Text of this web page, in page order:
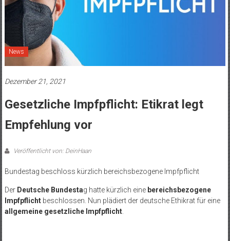
News
Dezember 21, 2021
Gesetzliche Impfpflicht: Etikrat legt
Empfehlung vor
Veröffentlicht von: DeinHaan
Bundestag beschloss kürzlich bereichsbezogene Impfpflicht
Der Deutsche Bundestag hatte kürzlich eine bereichsbezogene
Impfpflichtbeschlossen. Nun plädiert der deutsche Ethikrat für eine
allgemeine gesetzliche Impfpflicht.